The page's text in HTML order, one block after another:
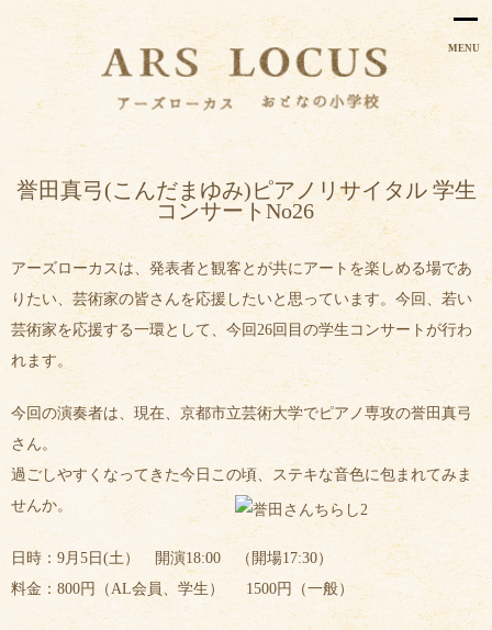
MENU
誉田真弓(こんだまゆみ)ピアノリサイタル 学生
コンサートNo26
アーズローカスは、発表者と観客とが共にアートを楽しめる場であ
りたい、芸術家の皆さんを応援したいと思っています。今回、若い
芸術家を応援する一環として、今回26回目の学生コンサートが行わ
れます。
今回の演奏者は、現在、京都市立芸術大学でピアノ専攻の誉田真弓
さん。
過ごしやすくなってきた今日この頃、ステキな音色に包まれてみま
せんか。
日時：9月5日(土） 開演18:00 （開場17:30）
料金：800円（AL会員、学生） 1500円（一般）